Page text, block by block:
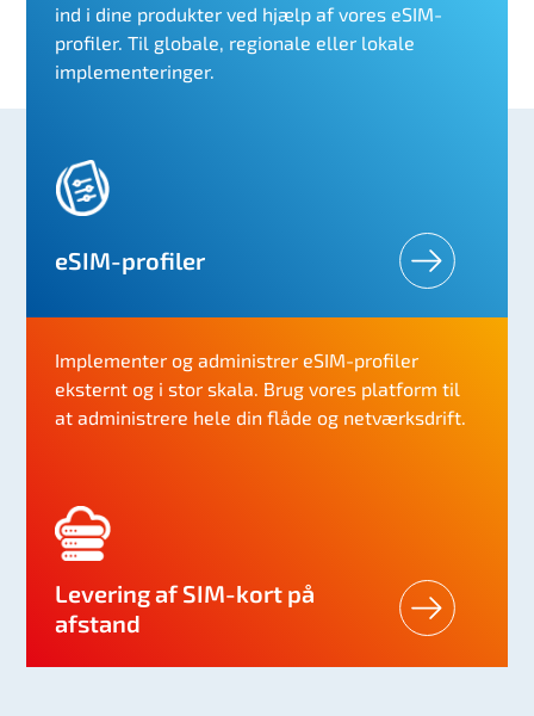
ind i dine produkter ved hjælp af vores eSIM-
profiler. Til globale, regionale eller lokale
implementeringer.
eSIM-profiler
Implementer og administrer eSIM-profiler
eksternt og i stor skala. Brug vores platform til
at administrere hele din flåde og netværksdrift.
Levering af SIM-kort på
afstand